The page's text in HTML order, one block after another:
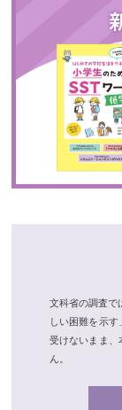
文科省の調査で
しい困難を示
受けないまま、
ん。